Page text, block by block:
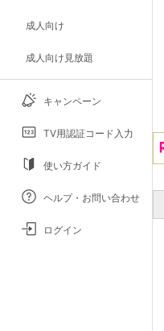
成人向け
成人向け見放題
キャンペーン
TV用認証コード入力
使い方ガイド
ヘルプ・お問い合わせ
ログイン